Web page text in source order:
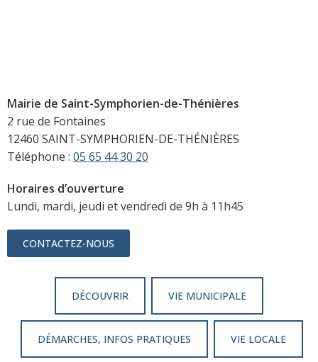
Mairie de Saint-Symphorien-de-Thénières
2 rue de Fontaines
12460 SAINT-SYMPHORIEN-DE-THÉNIÈRES
Téléphone : 05 65 44 30 20
Horaires d’ouverture
Lundi, mardi, jeudi et vendredi de 9h à 11h45
CONTACTEZ-NOUS
DÉCOUVRIR VIE MUNICIPALE
DÉMARCHES, INFOS PRATIQUES VIE LOCALE